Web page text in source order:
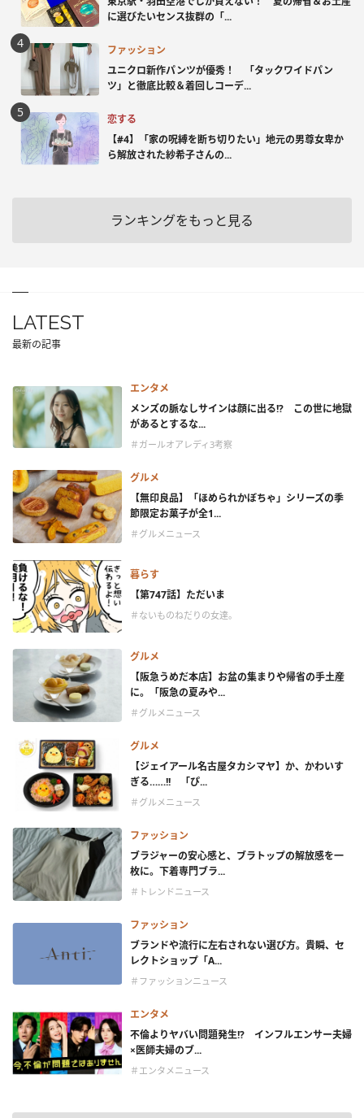
に選びたいセンス抜群の「...
ファッション
ユニクロ新作パンツが優秀！ 「タックワイドパン
ツ」と徹底比較＆着回しコーデ...
恋する
【#4】「家の呪縛を断ち切りたい」地元の男尊女卑か
ら解放された紗希子さんの...
ランキングをもっと見る
LATEST
最新の記事
エンタメ
メンズの脈なしサインは顔に出る!? この世に地獄
があるとするな...
＃ガールオアレディ3考察
グルメ
【無印良品】「ほめられかぼちゃ」シリーズの季
節限定お菓子が全1...
＃グルメニュース
暮らす
【第747話】ただいま
＃ないものねだりの女達。
グルメ
【阪急うめだ本店】お盆の集まりや帰省の手土産
に。「阪急の夏みや...
＃グルメニュース
グルメ
【ジェイアール名古屋タカシマヤ】か、かわいす
ぎる……!! 「ぴ...
＃グルメニュース
ファッション
ブラジャーの安心感と、ブラトップの解放感を一
枚に。下着専門ブラ...
＃トレンドニュース
ファッション
ブランドや流行に左右されない選び方。貴瞬、セ
レクトショップ「A...
＃ファッションニュース
エンタメ
不倫よりヤバい問題発生!? インフルエンサー夫婦
×医師夫婦のブ...
＃エンタメニュース